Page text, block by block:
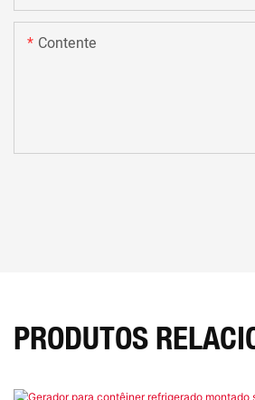
Contente
PRODUTOS